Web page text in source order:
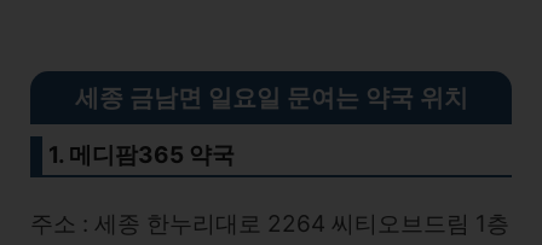
세종 금남면 일요일 문여는 약국 위치
1. 메디팜365 약국
주소 : 세종 한누리대로 2264 씨티오브드림 1층